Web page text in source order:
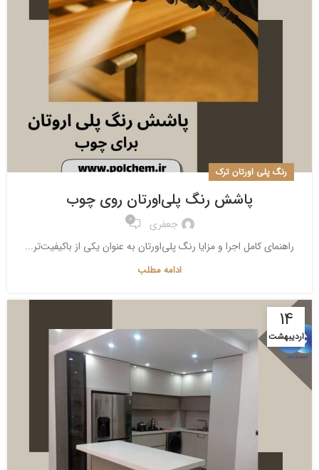
رنگ پلی اورتان ترک
پاشش رنگ پلی‌اورتان روی چوب
جعفری 0
راهنمای کامل اجرا و مزایا رنگ پلی‌اورتان به عنوان یکی از باکیفیت‌تر...
ادامه مطلب
14
اردیبهشت